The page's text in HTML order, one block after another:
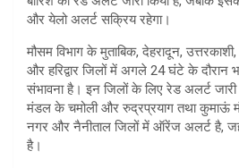
और येलो अलर्ट सक्रिय रहेगा।
मौसम विभाग के मुताबिक, देहरादून, उत्तरकाशी,
और हरिद्वार जिलों में अगले 24 घंटे के दौरान
संभावना है। इन जिलों के लिए रेड अलर्ट जारी
मंडल के चमोली और रुद्रप्रयाग तथा कुमाऊं
नगर और नैनीताल जिलों में ऑरेंज अलर्ट है,
है।